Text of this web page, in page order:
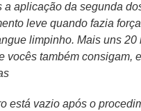
aplicação da segunda
leve quando fazia
limpinho. Mais uns
vocês também
está vazio após o